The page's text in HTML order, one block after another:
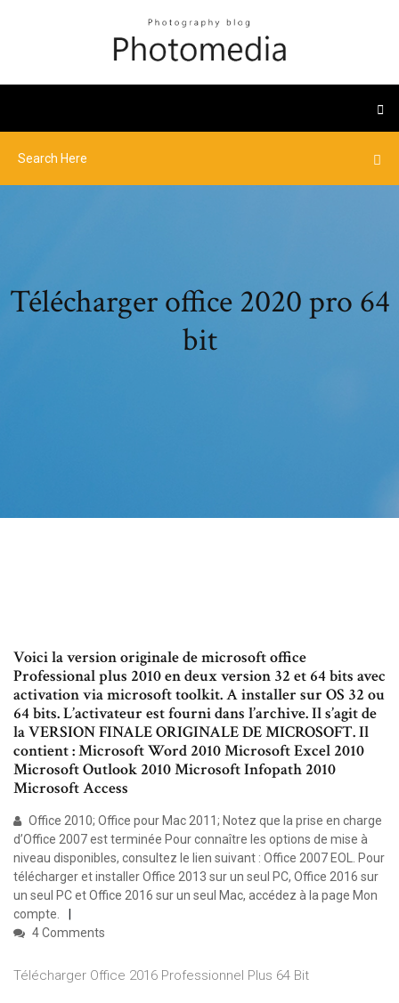
Télécharger office 2020 pro 64
bit
Voici la version originale de microsoft office
Professional plus 2010 en deux version 32 et 64 bits avec
activation via microsoft toolkit. A installer sur OS 32 ou
64 bits. L’activateur est fourni dans l’archive. Il s’agit de
la VERSION FINALE ORIGINALE DE MICROSOFT. Il
contient : Microsoft Word 2010 Microsoft Excel 2010
Microsoft Outlook 2010 Microsoft Infopath 2010
Microsoft Access
Office 2010; Office pour Mac 2011; Notez que la prise en charge
d’Office 2007 est terminée Pour connaître les options de mise à
niveau disponibles, consultez le lien suivant : Office 2007 EOL. Pour
télécharger et installer Office 2013 sur un seul PC, Office 2016 sur
un seul PC et Office 2016 sur un seul Mac, accédez à la page Mon
compte.
4 Comments
Télécharger Office 2016 Professionnel Plus 64 Bit